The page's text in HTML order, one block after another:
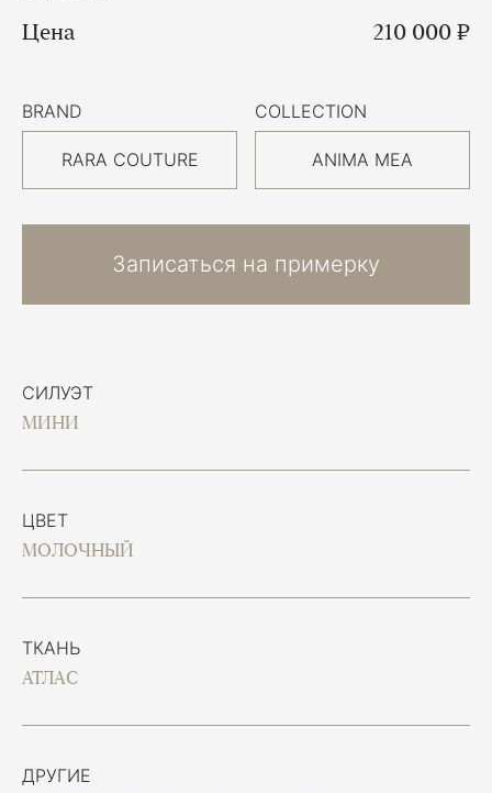
СИЛУЭТ
МИНИ
ЦВЕТ
МОЛОЧНЫЙ
ТКАНЬ
АТЛАС
ДРУГИЕ
Цена 210 000 ₽
BRAND
RARA COUTURE
COLLECTION
ANIMA MEA
Записаться на примерку